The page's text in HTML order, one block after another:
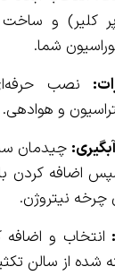
کلیر) و ساخت
شما.
نصب
و هوادهی.
چیدمان
اضافه کردن
نیتروژن.
انتخاب و
شده از سالن